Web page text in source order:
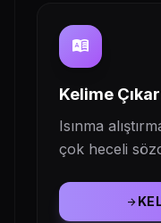
dictionary
Kelime
Isınma
çok heceli
arrow_forward